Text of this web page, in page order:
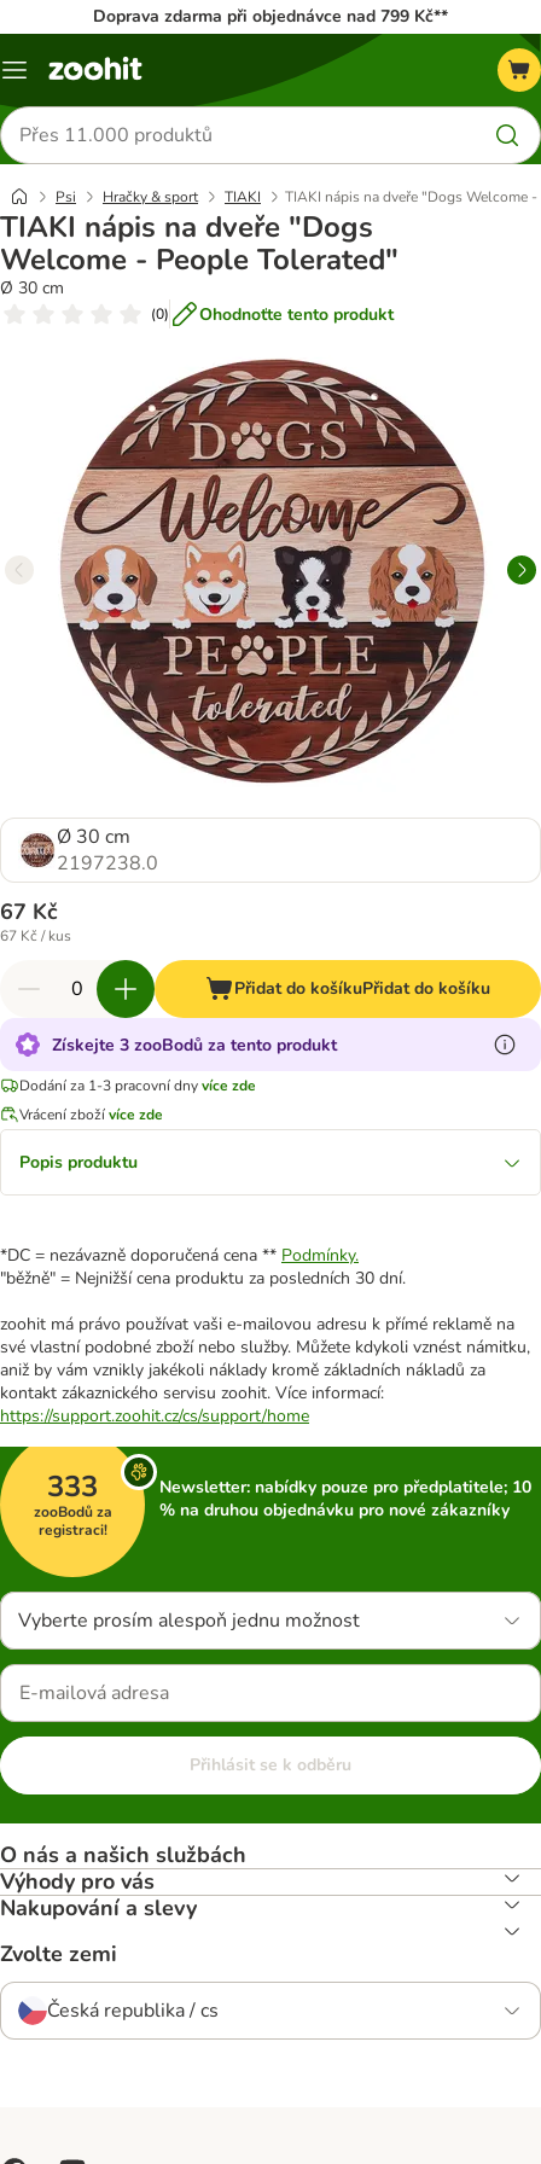
Doprava zdarma při objednávce nad 799 Kč**
Menu
Hledat
produkty
Psi Hračky & sport TIAKI TIAKI nápis na dveře "Dogs Welcome
TIAKI nápis na dveře "Dogs
Welcome - People Tolerated"
Ø 30 cm
(0) Ohodnoťte tento produkt
Ø 30 cm
2197238.0
67 Kč
67 Kč / kus
Přidat do košíkuPřidat do košíku
Získejte 3 zooBodů za tento produkt
Dodání za 1-3 pracovní dnyvíce zde
Vrácení zbožívíce zde
Popis produktu
*DC = nezávazně doporučená cena ** Podmínky.
"běžně" = Nejnižší cena produktu za posledních 30 dní.
zoohit má právo používat vaši e-mailovou adresu k přímé reklamě na
své vlastní podobné zboží nebo služby. Můžete kdykoli vznést námitku,
aniž by vám vznikly jakékoli náklady kromě základních nákladů za
kontakt zákaznického servisu zoohit. Více informací:
https://support.zoohit.cz/cs/support/home
333
zooBodů za
registraci!
Newsletter: nabídky pouze pro předplatitele; 10
% na druhou objednávku pro nové zákazníky
Vyberte prosím alespoň jednu možnost
Přihlásit se k odběru
O nás a našich službách
Výhody pro vás
Nakupování a slevy
Zvolte zemi
Česká republika / cs